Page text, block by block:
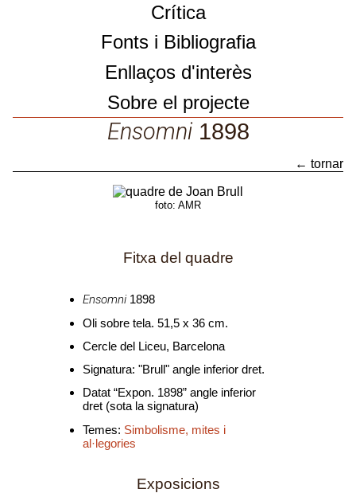
Crítica
Fonts i Bibliografia
Enllaços d'interès
Sobre el projecte
Sobre el projecte
Ensomni1898
← tornar
Ensomni
foto: AMR
Fitxa del quadre
Ensomni1898
Oli sobre tela. 51,5 x 36 cm.
Cercle del Liceu, Barcelona
Signatura: "Brull" angle inferior dret.
Datat “Expon. 1898” angle inferior
dret (sota la signatura)
Temes: Simbolisme, mites i
al·legories
Exposicions